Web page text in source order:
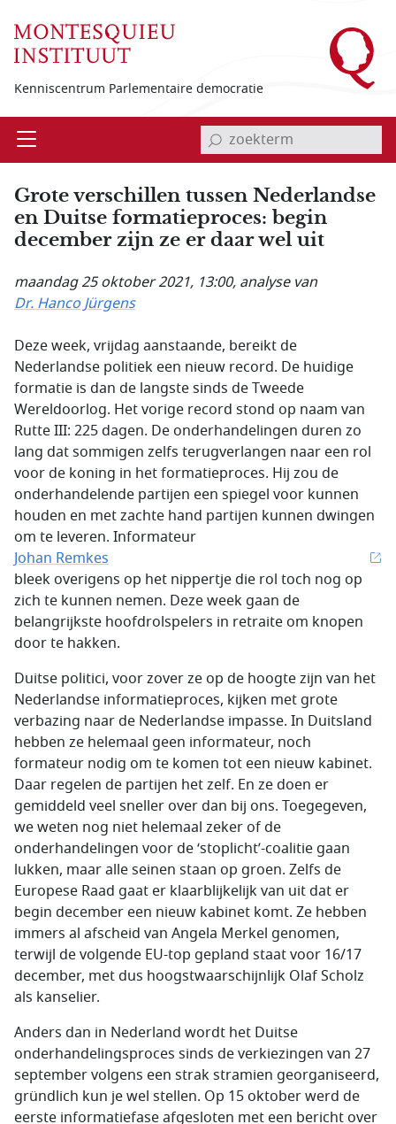
Kenniscentrum Parlementaire democratie
Open invoerveld zoekterm
Grote verschillen tussen Nederlandse
en Duitse formatieproces: begin
december zijn ze er daar wel uit
maandag 25 oktober 2021, 13:00, analyse van
Dr. Hanco Jürgens
Deze week, vrijdag aanstaande, bereikt de
Nederlandse politiek een nieuw record. De huidige
formatie is dan de langste sinds de Tweede
Wereldoorlog. Het vorige record stond op naam van
Rutte III: 225 dagen. De onderhandelingen duren zo
lang dat sommigen zelfs terugverlangen naar een rol
voor de koning in het formatieproces. Hij zou de
onderhandelende partijen een spiegel voor kunnen
houden en met zachte hand partijen kunnen dwingen
om te leveren. Informateur
Johan Remkes
bleek overigens op het nippertje die rol toch nog op
zich te kunnen nemen. Deze week gaan de
belangrijkste hoofdrolspelers in retraite om knopen
door te hakken.
Duitse politici, voor zover ze op de hoogte zijn van het
Nederlandse informatieproces, kijken met grote
verbazing naar de Nederlandse impasse. In Duitsland
hebben ze helemaal geen informateur, noch
formateur nodig om te komen tot een nieuw kabinet.
Daar regelen de partijen het zelf. En ze doen er
gemiddeld veel sneller over dan bij ons. Toegegeven,
we weten nog niet helemaal zeker of de
onderhandelingen voor de ‘stoplicht’-coalitie gaan
lukken, maar alle seinen staan op groen. Zelfs de
Europese Raad gaat er klaarblijkelijk van uit dat er
begin december een nieuw kabinet komt. Ze hebben
immers al afscheid van Angela Merkel genomen,
terwijl de volgende EU-top gepland staat voor 16/17
december, met dus hoogstwaarschijnlijk Olaf Scholz
als kanselier.
Anders dan in Nederland wordt het Duitse
onderhandelingsproces sinds de verkiezingen van 27
september volgens een strak stramien georganiseerd,
gründlich kun je wel stellen. Op 15 oktober werd de
eerste informatiefase afgesloten met een bericht over